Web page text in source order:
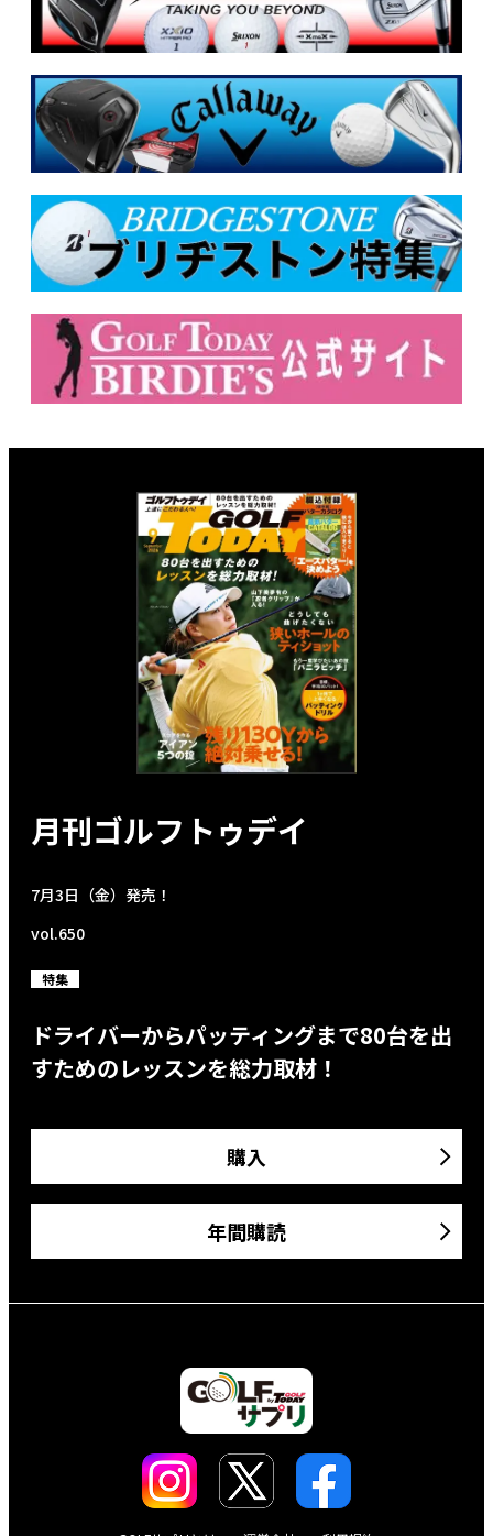
月刊ゴルフトゥデイ
7月3日（金）発売！
vol.650
特集
ドライバーからパッティングまで80台を出
すためのレッスンを総力取材！
購入
年間購読